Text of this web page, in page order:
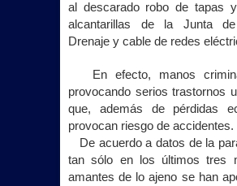
al descarado robo de tapas
alcantarillas de
la Juntade
Drenaje y cable de redes
En efecto, manos
provocando serios trastornos
que, además de pérdidas
provocan riesgo de accidentes.
De acuerdo a datos de la
tan sólo en los últimos tres
amantes de lo ajeno se han